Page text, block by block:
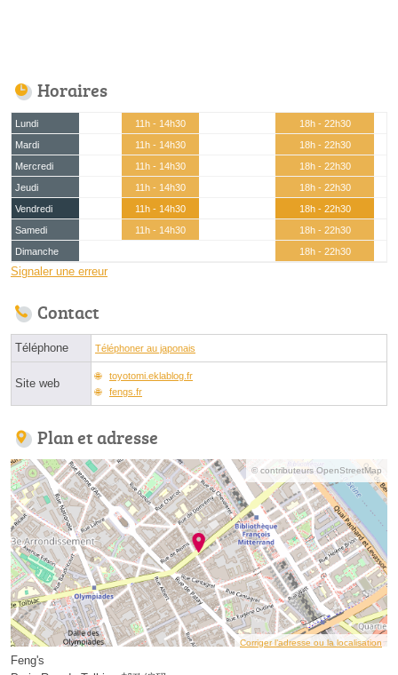
Horaires
Lundi 11h - 14h30
18h - 22h30
Mardi
11h - 14h30
18h - 22h30
Mercredi
11h - 14h30
18h - 22h30
Jeudi
11h - 14h30
18h - 22h30
Vendredi
11h - 14h30
18h - 22h30
Samedi
11h - 14h30
18h - 22h30
Dimanche
18h - 22h30
Signaler une erreur
Contact
Téléphone Téléphoner au japonais
Site web
toyotomi.eklablog.fr
fengs.fr
Plan et adresse
© contributeurs OpenStreetMap
Corriger l’adresse ou la localisation
Feng's